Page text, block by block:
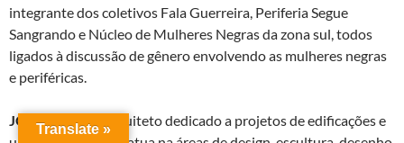
integrante dos coletivos Fala Guerreira, Periferia Segue
Sangrando e Núcleo de Mulheres Negras da zona sul, todos
ligados à discussão de gênero envolvendo as mulheres negras
e periféricas.
JOÃO DINIZ é arquiteto dedicado a projetos de edificações e
Translate »